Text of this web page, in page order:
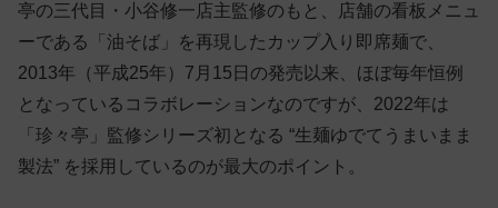
亭の三代目・小谷修一店主監修のもと、店舗の看板メニュ
ーである「油そば」を再現したカップ入り即席麺で、
2013年（平成25年）7月15日の発売以来、ほぼ毎年恒例
となっているコラボレーションなのですが、2022年は
「珍々亭」監修シリーズ初となる “生麺ゆでてうまいまま
製法” を採用しているのが最大のポイント。